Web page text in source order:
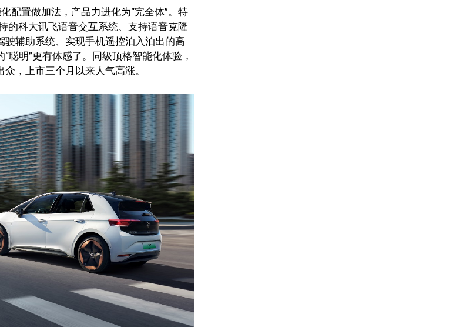
配置做加法，产品力进化为“完全体”。特
的科大讯飞语音交互系统、支持语音克隆
辅助系统、实现手机遥控泊入泊出的高
聪明”更有体感了。同级顶格智能化体验，
，上市三个月以来人气高涨。